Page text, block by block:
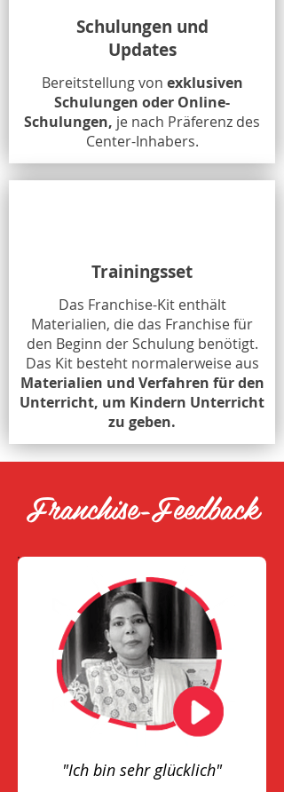
Schulungen und
Updates
Bereitstellung von exklusiven
Schulungen oder Online-
Schulungen, je nach Präferenz des
Center-Inhabers.
Trainingsset
Das Franchise-Kit enthält
Materialien, die das Franchise für
den Beginn der Schulung benötigt.
Das Kit besteht normalerweise aus
Materialien und Verfahren für den
Unterricht, um Kindern Unterricht
zu geben.
Franchise-Feedback
"Ich bin sehr glücklich"